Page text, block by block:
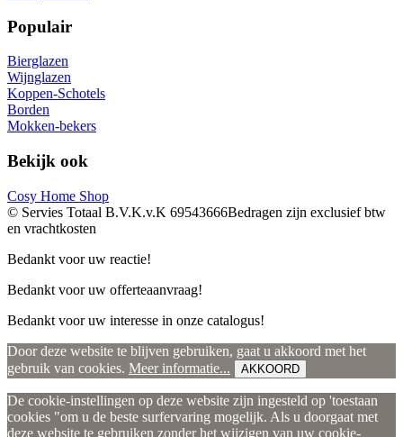
Populair
Bierglazen
Wijnglazen
Koppen-Schotels
Borden
Mokken-bekers
Bekijk ook
Cosy Home Shop
© Servies Totaal B.V.K.v.K 69543666Bedragen zijn exclusief btw
en vrachtkosten
Bedankt voor uw reactie!
Bedankt voor uw offerteaanvraag!
Bedankt voor uw interesse in onze catalogus!
Door deze website te blijven gebruiken, gaat u akkoord met het
gebruik van cookies. Meer informatie... AKKOORD
De cookie-instellingen op deze website zijn ingesteld op 'toestaan
cookies "om u de beste surfervaring mogelijk. Als u doorgaat met
deze website te gebruiken zonder het wijzigen van uw cookie-